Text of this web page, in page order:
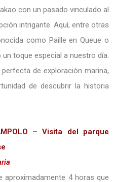
con un pasado vinculado al
intrigante. Aquí, entre otras
como Paille en Queue o
un toque especial a nuestro día.
de exploración marina,
de descubrir la historia
– Visita del parque
aproximadamente 4 horas que